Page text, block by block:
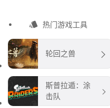
热门游戏工具
轮回之兽
斯普拉遁：涂
击队